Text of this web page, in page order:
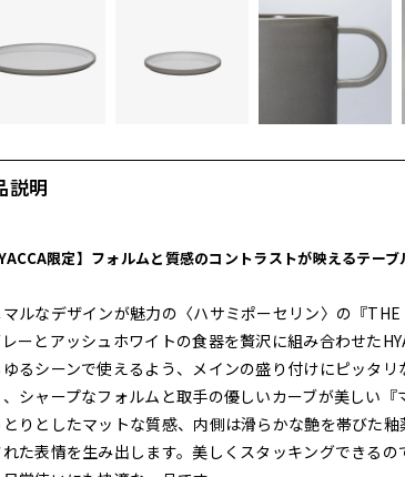
説明
限定】フォルムと質感のコントラストが映えるテー
マルなデザインが魅力の〈ハサミポーセリン〉の『
ーとアッシュホワイトの食器を贅沢に組み合わせた
ゆるシーンで使えるよう、メインの盛り付けにピッタ
、シャープなフォルムと取手の優しいカーブが美しい
とりとしたマットな質感、内側は滑らかな艶を帯びた
た表情を生み出します。美しくスタッキングできる